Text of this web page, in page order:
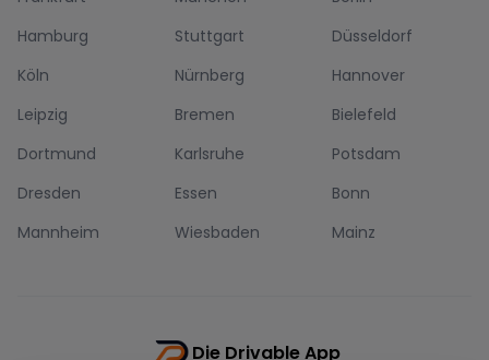
Hamburg
Stuttgart
Düsseldorf
Köln
Nürnberg
Hannover
Leipzig
Bremen
Bielefeld
Dortmund
Karlsruhe
Potsdam
Dresden
Essen
Bonn
Mannheim
Wiesbaden Mainz
Die Drivable App